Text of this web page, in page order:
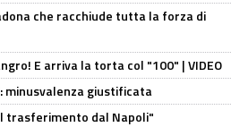
che racchiude tutta la forza di
E arriva la torta col "100" | VIDEO
minusvalenza giustificata
trasferimento dal Napoli"